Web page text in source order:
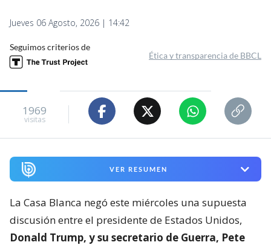
Jueves 06 Agosto, 2026 | 14:42
Seguimos criterios de
Ética y transparencia de BBCL
1969
visitas
VER RESUMEN
La Casa Blanca negó este miércoles una supuesta
discusión entre el presidente de Estados Unidos,
Donald Trump, y su secretario de Guerra, Pete